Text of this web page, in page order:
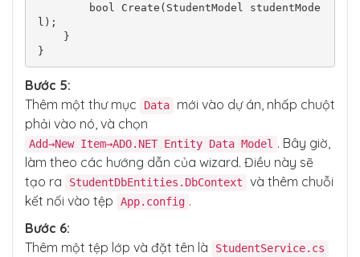
l);
}
Bước 5:
Thêm một thư mục
Data
mới vào dự án, nhấp chuột
phải vào nó, và chọn
Add→New Item→ADO.NET Entity Data Model . Bây giờ,
làm theo các hướng dẫn của wizard. Điều này sẽ
tạo ra
StudentDbEntities.DbContext
và thêm chuỗi
kết nối vào tệp
App.config .
Bước 6:
Thêm một tệp lớp và đặt tên là
StudentService.cs